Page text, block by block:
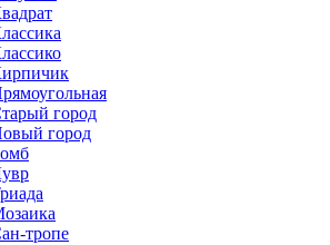
город
город
тропе